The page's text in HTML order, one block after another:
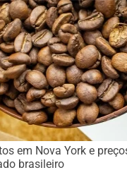
em Nova York e
brasileiro